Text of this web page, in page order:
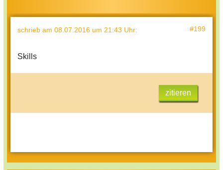
schrieb am 08.07.2016 um 21:43 Uhr: #199
Skills
zitieren